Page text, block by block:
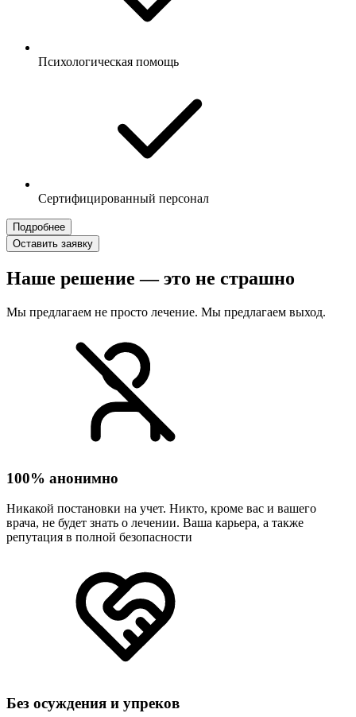
Психологическая помощь
Сертифицированный персонал
Подробнее
Оставить заявку
Наше решение — это не страшно
Мы предлагаем не просто лечение. Мы предлагаем выход.
100% анонимно
Никакой постановки на учет. Никто, кроме вас и вашего
врача, не будет знать о лечении. Ваша карьера, а также
репутация в полной безопасности
Без осуждения и упреков